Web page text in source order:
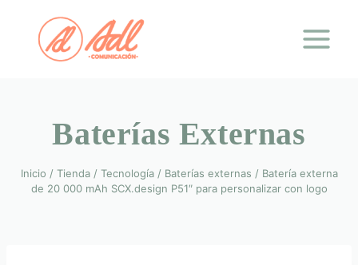
contenido
Baterías Externas
Inicio / Tienda / Tecnología / Baterías externas / Batería externa
de 20 000 mAh SCX.design P51″ para personalizar con logo